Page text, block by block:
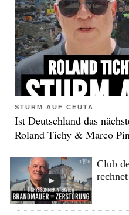
STURM AUF CEUTA
Ist Deutschland das
Roland Tichy & Marco
Club